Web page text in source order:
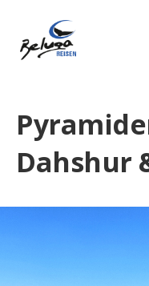
Dahshur